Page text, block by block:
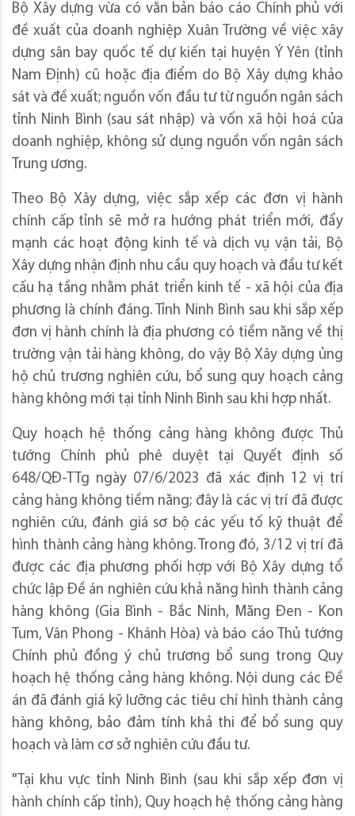
Bộ Xây dựng vừa có văn bản báo cáo Chính phủ với
đề xuất của doanh nghiệp Xuân Trường về việc xây
dựng sân bay quốc tế dự kiến tại huyện Ý Yên (tỉnh
Nam Định) cũ hoặc địa điểm do Bộ Xây dựng khảo
sát và đề xuất; nguồn vốn đầu tư từ nguồn ngân sách
tỉnh Ninh Bình (sau sát nhập) và vốn xã hội hoá của
doanh nghiệp, không sử dụng nguồn vốn ngân sách
Trung ương.
Theo Bộ Xây dựng, việc sắp xếp các đơn vị hành
chính cấp tỉnh sẽ mở ra hướng phát triển mới, đẩy
mạnh các hoạt động kinh tế và dịch vụ vận tải, Bộ
Xây dựng nhận định nhu cầu quy hoạch và đầu tư kết
cấu hạ tầng nhằm phát triển kinh tế - xã hội của địa
phương là chính đáng. Tỉnh Ninh Bình sau khi sắp xếp
đơn vị hành chính là địa phương có tiềm năng về thị
trường vận tải hàng không, do vậy Bộ Xây dựng ủng
hộ chủ trương nghiên cứu, bổ sung quy hoạch cảng
hàng không mới tại tỉnh Ninh Bình sau khi hợp nhất.
Quy hoạch hệ thống cảng hàng không được Thủ
tướng Chính phủ phê duyệt tại Quyết định số
648/QĐ-TTg ngày 07/6/2023 đã xác định 12 vị trí
cảng hàng không tiềm năng; đây là các vị trí đã được
nghiên cứu, đánh giá sơ bộ các yếu tố kỹ thuật để
hình thành cảng hàng không. Trong đó, 3/12 vị trí đã
được các địa phương phối hợp với Bộ Xây dựng tổ
chức lập Đề án nghiên cứu khả năng hình thành cảng
hàng không (Gia Bình - Bắc Ninh, Măng Đen - Kon
Tum, Vân Phong - Khánh Hòa) và báo cáo Thủ tướng
Chính phủ đồng ý chủ trương bổ sung trong Quy
hoạch hệ thống cảng hàng không. Nội dung các Đề
án đã đánh giá kỹ lưỡng các tiêu chí hình thành cảng
hàng không, bảo đảm tính khả thi để bổ sung quy
hoạch và làm cơ sở nghiên cứu đầu tư.
"Tại khu vực tỉnh Ninh Bình (sau khi sắp xếp đơn vị
hành chính cấp tỉnh), Quy hoạch hệ thống cảng hàng